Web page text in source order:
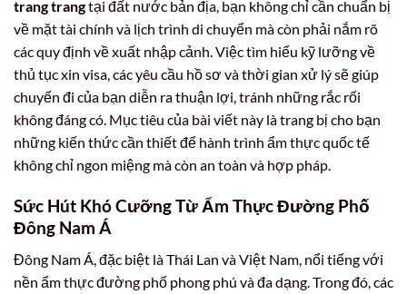
trang trangtại đất nước bản địa, bạn không chỉ cần chuẩn bị
về mặt tài chính và lịch trình di chuyển mà còn phải nắm rõ
các quy định về xuất nhập cảnh. Việc tìm hiểu kỹ lưỡng về
thủ tục xin visa, các yêu cầu hồ sơ và thời gian xử lý sẽ giúp
chuyến đi của bạn diễn ra thuận lợi, tránh những rắc rối
không đáng có. Mục tiêu của bài viết này là trang bị cho bạn
những kiến thức cần thiết để hành trình ẩm thực quốc tế
không chỉ ngon miệng mà còn an toàn và hợp pháp.
Sức Hút Khó Cưỡng Từ Ẩm Thực Đường Phố
Đông Nam Á
Đông Nam Á, đặc biệt là Thái Lan và Việt Nam, nổi tiếng với
nền ẩm thực đường phố phong phú và đa dạng. Trong đó, các